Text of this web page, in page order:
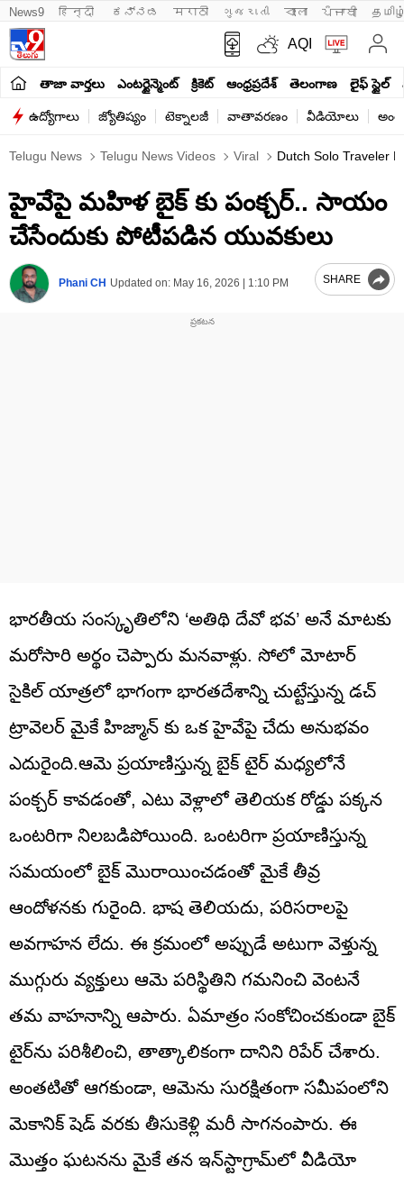
News9 हिन्दी ಕನ್ನಡ मराठी ગુજરાતી বাংলা ਪੰਜਾਬੀ
AQI
తాజా వార్తలు ఎంటర్టైన్మెంట్ క్రికెట్ ఆంధ్రప్రదేశ్ తెలంగాణ లైఫ్ స్టైల్
ఉద్యోగాలు జ్యోతిష్యం టెక్నాలజీ వాతావరణం వీడియోలు
Telugu News Telugu News Videos Viral Dutch Solo Traveler
హైవేపై మహిళ బైక్ కు పంక్చర్.. సాయం
చేసేందుకు పోటీపడిన యువకులు
Phani CH Updated on: May 16, 2026 | 1:10 PM SHARE
భారతీయ సంస్కృతిలోని ‘అతిథి దేవో భవ’ అనే మాటకు
మరోసారి అర్థం చెప్పారు మనవాళ్లు. సోలో మోటార్
సైకిల్ యాత్రలో భాగంగా భారతదేశాన్ని చుట్టేస్తున్న డచ్
ట్రావెలర్ మైకే హిజ్మాన్ కు ఒక హైవేపై చేదు అనుభవం
ఎదురైంది.ఆమె ప్రయాణిస్తున్న బైక్ టైర్ మధ్యలోనే
పంక్చర్ కావడంతో, ఎటు వెళ్లాలో తెలియక రోడ్డు పక్కన
ఒంటరిగా నిలబడిపోయింది. ఒంటరిగా ప్రయాణిస్తున్న
సమయంలో బైక్ మొరాయించడంతో మైకే తీవ్ర
ఆందోళనకు గురైంది. భాష తెలియదు, పరిసరాలపై
అవగాహన లేదు. ఈ క్రమంలో అప్పుడే అటుగా వెళ్తున్న
ముగ్గురు వ్యక్తులు ఆమె పరిస్థితిని గమనించి వెంటనే
తమ వాహనాన్ని ఆపారు. ఏమాత్రం సంకోచించకుండా బైక్
టైర్‌ను పరిశీలించి, తాత్కాలికంగా దానిని రిపేర్ చేశారు.
అంతటితో ఆగకుండా, ఆమెను సురక్షితంగా సమీపంలోని
మెకానిక్ షెడ్ వరకు తీసుకెళ్లి మరీ సాగనంపారు. ఈ
మొత్తం ఘటనను మైకే తన ఇన్‌స్టాగ్రామ్‌లో వీడియో